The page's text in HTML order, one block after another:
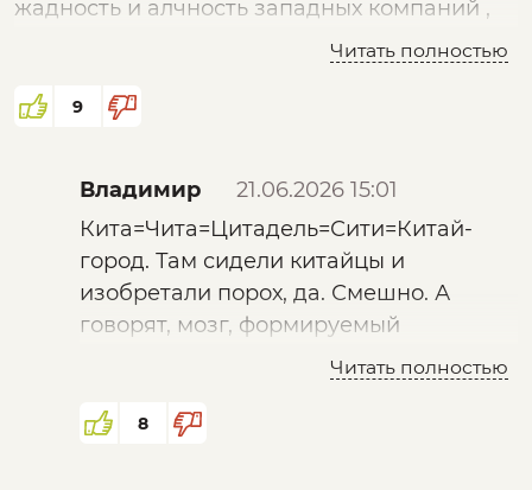
жадность и алчность западных компаний ,
которые переносили свои производства в
все копировали и выкидывали на рынок .
опасности .
Читать полностью
9
Владимир
21.06.2026 15:01
Кита=Чита=Цитадель=Сити=Китай-
город. Там сидели китайцы и
изобретали порох, да. Смешно. А
говорят, мозг, формируемый
китайским языком, не способен
Только быть copycats. История с
Читать полностью
8